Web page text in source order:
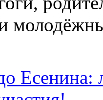
Есенина: